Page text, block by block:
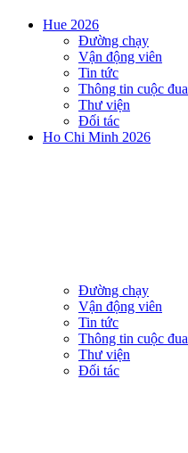
Hue 2026
Đường chạy
Vận động viên
Tin tức
Thông tin cuộc đua
Thư viện
Đối tác
Ho Chi Minh 2026
Đường chạy
Vận động viên
Tin tức
Thông tin cuộc đua
Thư viện
Đối tác